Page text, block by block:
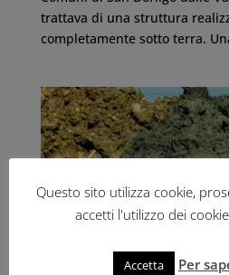
trattava di una struttura
completamente sotto terra.
Questo sito utilizza cookie,
accetti l'utilizzo dei
Accetta Per